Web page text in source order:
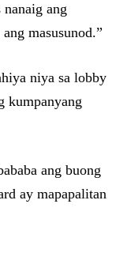
ang
masusunod.”
niya sa lobby
kumpanyang
ang buong
ay mapapalitan